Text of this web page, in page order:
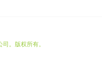
。版权所有。